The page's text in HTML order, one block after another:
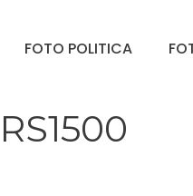
FOTO POLITICA